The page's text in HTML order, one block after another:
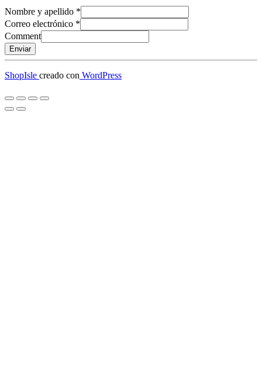
Nombre y apellido *
Correo electrónico *
Comment
Enviar
ShopIsle creado con WordPress